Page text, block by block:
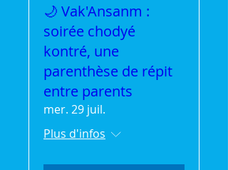
🌙 Vak'Ansanm :
soirée chodyé
kontré, une
parenthèse de répit
entre parents
mer. 29 juil.
Plus d'infos